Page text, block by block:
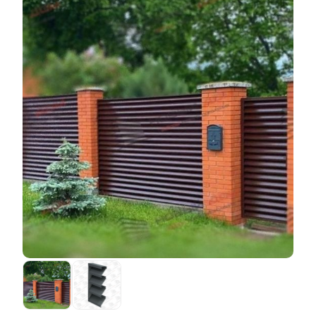
разных производителей разная от 20 до 40 микрон.
Чем толще пленка, тем она надежнее. Иногда пленка
наносится на обе стороны листа, но бывает, что
только на одну. В последнем случае вторую сторону
листа просто грунтуют (эта сторона листа, конечно,
идет на обратную сторону забора). В общем, в этом
смысле выбор на любой вкус и кошелек. Заводы-
производители поставляют нам такую сталь в
огромных рулонах, а мы должны с помощью
специальных станков нарезать из нее листы и
изготовитьламелидля своих заборов. Получаются
красивые и качественные заборы.
Но есть несколько особенностей, на которые нужно
обратить внимание. Во-первых, толщина стали,
которая производится с таким покрытием, обычно
составляет 0,5 мм. При такой толщине можно найти
довольно широкий спектр цветов и фактур. Но если
вам необходимо изготовить забор из более толстой
стали, то, к сожалению, выбор не так широк - один,
два варианта и все. Во-вторых, при производстве
Например, на изготовление секции забора "Люкс" с
глубиной секции 50 мм, высотой
ламелей110 мм без
перекрытия потребуется меньше стали, чем на
изготовление аналогичного забора, но, например, с
глубиной секции 80 мм и перекрытиемламелей 20
мм. Да и трудоемкость первого забора будет
меньше, чем второго. Отсюда и разница в цене. Вы
платите только за фактическую стоимость
материалов и зарплату рабочих.